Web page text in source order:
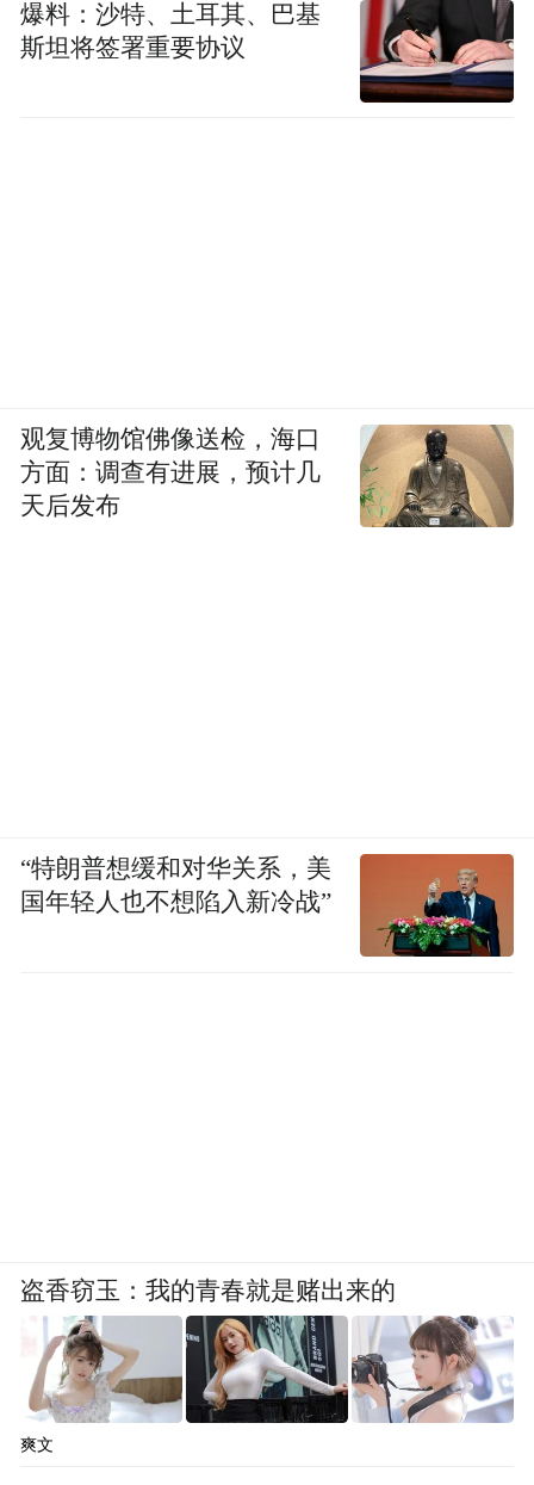
爆料：沙特、土耳其、巴基
斯坦将签署重要协议
观复博物馆佛像送检，海口
方面：调查有进展，预计几
天后发布
“特朗普想缓和对华关系，美
国年轻人也不想陷入新冷战”
盗香窃玉：我的青春就是赌出来的
爽文